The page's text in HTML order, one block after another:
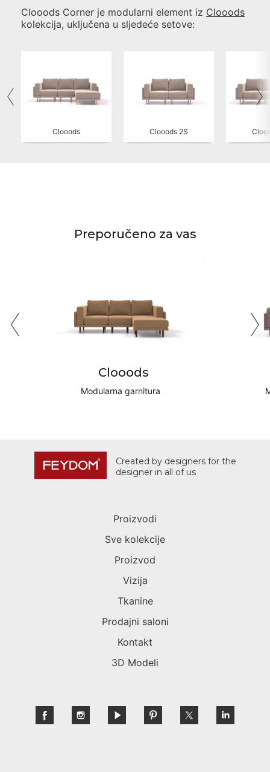
Clooods Corner je modularni element iz Clooods
kolekcija, uključena u sljedeće setove:
Clooods Clooods 2S
Preporučeno za vas
Clooods
Modularna garnitura
Created by designers for the
designer in all of us
Proizvodi
Sve kolekcije
Proizvod
Vizija
Tkanine
Prodajni saloni
Kontakt
3D Modeli